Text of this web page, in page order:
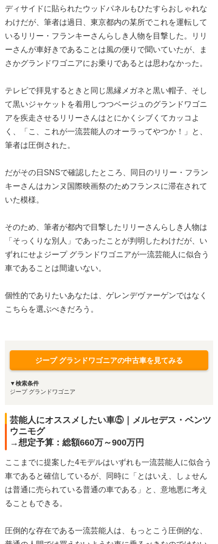
ディサイドに貼られたウッドパネルもひたすらおしゃれな
わけだが、筆者は過日、東京都内の某所でこれを運転して
いるリリー・フランキーさんらしき人物を目撃した。リリ
ーさんが車好きであることは風の便りで聞いていたが、ま
さかグランドワゴニアにお乗りであるとは思わなかった。
テレビで拝見するときと同じ黒縁メガネと黒い帽子、そし
て黒いジャケットを着用しつつベージュのグランドワゴニ
アを疾走させるリリーさんはとにかくシブくてカッコよ
く、「こ、これが一流芸能人のオーラってやつか！」と、
筆者は圧倒された。
だがその日SNSで確認したところ、同日のリリー・フラン
キーさんはカンヌ国際映画祭のためフランスに滞在されて
いた模様。
そのため、筆者が都内で目撃したリリーさんらしき人物は
「そっくりな別人」であったことが判明したわけだが、い
ずれにせよジープ グランドワゴニアが一流芸能人に似合う
車であることは間違いない。
個性的でありたいあなたは、ゲレンデヴァーゲンではなく
こちらを選ぶべきだろう。
ジープ グランドワゴニアの中古車を見てみる
▼検索条件
ジープ グランドワゴニア
芸能人にオススメしたい車⑤｜メルセデス・ベンツ
ウニモグ
→想定予算：総額660万～900万円
ここまでに提案した4モデルはいずれも一流芸能人に似合う
車であると確信しているが、同時に「とはいえ、しょせん
は普通に売られている普通の車である」と、意地悪に考え
ることもできる。
圧倒的な存在である一流芸能人は、もっとこう圧倒的な、